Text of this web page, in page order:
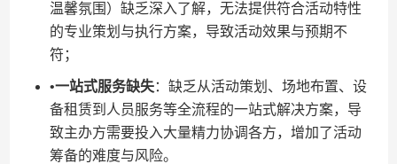
温馨氛围）缺乏深入了解，无法提供符合活动特性
的专业策划与执行方案，导致活动效果与预期不
符；
•​​一站式服务缺失​​：缺乏从活动策划、场地布置、设
备租赁到人员服务等全流程的一站式解决方案，导
致主办方需要投入大量精力协调各方，增加了活动
筹备的难度与风险。